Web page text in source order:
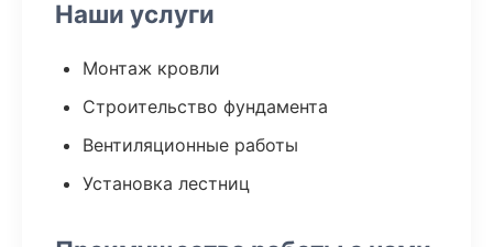
Наши услуги
Монтаж кровли
Строительство фундамента
Вентиляционные работы
Установка лестниц